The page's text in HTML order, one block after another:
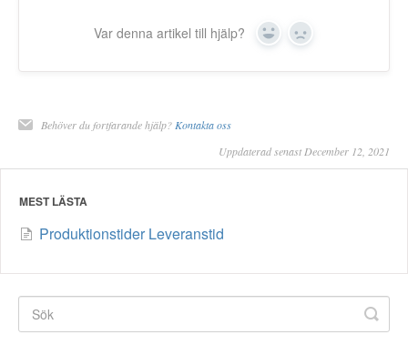
Var denna artikel till hjälp? Yes No
Behöver du fortfarande hjälp? Kontakta oss
Uppdaterad senast December 12, 2021
MEST LÄSTA
Produktionstider Leveranstid